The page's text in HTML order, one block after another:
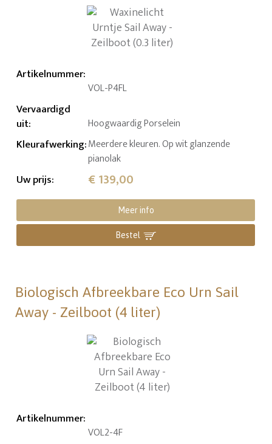
Artikelnummer:
VOL-P4FL
Vervaardigd
uit: Hoogwaardig Porselein
Kleurafwerking:Meerdere kleuren. Op wit glanzende
pianolak
Uw prijs: € 139,00
Meer info
Bestel
Biologisch Afbreekbare Eco Urn Sail
Away - Zeilboot (4 liter)
Artikelnummer:
VOL2-4F